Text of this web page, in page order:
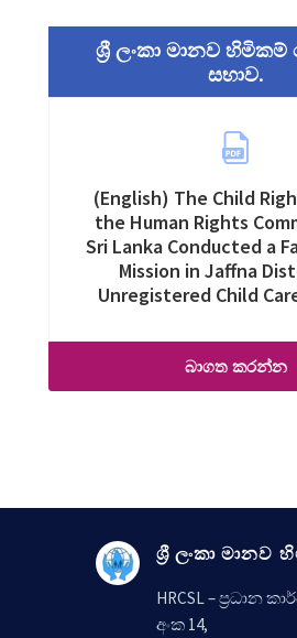
ශ්‍රී ලංකා මානව
සභාව.
(English) The Child
the Human Rights
Sri Lanka Conducted a
Mission in Jaffna
Unregistered Child
බාගත කරන්න
ශ්‍රී ලංකා
HRCSL – ප්‍රධාන
අංක 14,